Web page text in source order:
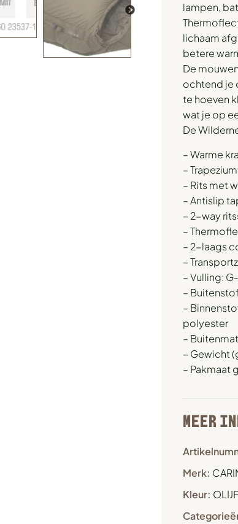
lampen,
lichaam
betere
De
ochtend je
te hoeven
wat je op
De
– Warme
–
– Rits met
– Antislip
– 2-way
–
– 2-laags
–
– Vulling:
–
–
polyester
–
– Gewicht
– Pakmaat
MEER
Merk:
Kleur: